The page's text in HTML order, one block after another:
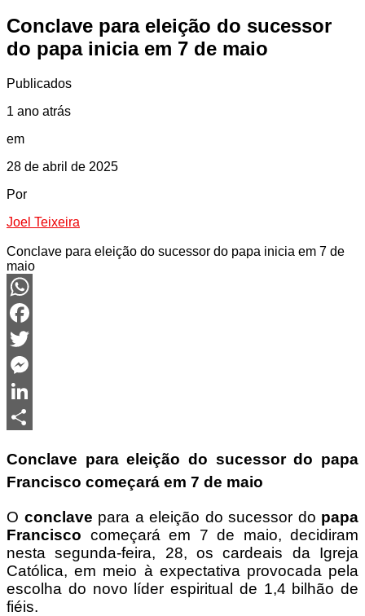
Conclave para eleição do sucessor
do papa inicia em 7 de maio
Publicados
1 ano atrás
em
28 de abril de 2025
Por
Joel Teixeira
Conclave para eleição do sucessor do papa inicia em 7 de
maio
WhatsApp
Facebook
Twitter
Messenger
LinkedIn
Conclave para eleição do sucessor do papa
Francisco começará em 7 de maio
O conclave para a eleição do sucessor do papa
Francisco começará em 7 de maio, decidiram
nesta segunda-feira, 28, os cardeais da Igreja
Católica, em meio à expectativa provocada pela
escolha do novo líder espiritual de 1,4 bilhão de
fiéis.